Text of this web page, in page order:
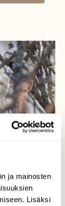
ja mainosten
Lisäksi